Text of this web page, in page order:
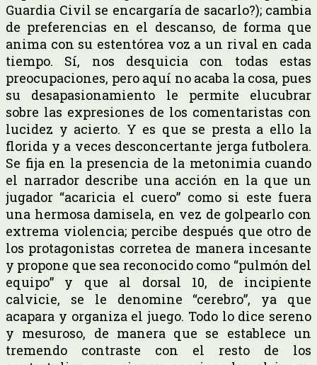
Guardia Civil se encargaría de sacarlo?); cambia
de preferencias en el descanso, de forma que
anima con su estentórea voz a un rival en cada
tiempo. Sí, nos desquicia con todas estas
preocupaciones, pero aquí no acaba la cosa, pues
su desapasionamiento le permite elucubrar
sobre las expresiones de los comentaristas con
lucidez y acierto. Y es que se presta a ello la
florida y a veces desconcertante jerga futbolera.
Se fija en la presencia de la metonimia cuando
el narrador describe una acción en la que un
jugador “acaricia el cuero” como si este fuera
una hermosa damisela, en vez de golpearlo con
extrema violencia; percibe después que otro de
los protagonistas corretea de manera incesante
y propone que sea reconocido como “pulmón del
equipo” y que al dorsal 10, de incipiente
calvicie, se le denomine “cerebro”, ya que
acapara y organiza el juego. Todo lo dice sereno
y mesuroso, de manera que se establece un
tremendo contraste con el resto de los